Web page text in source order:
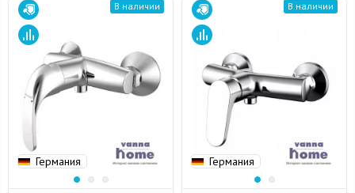
Германия
В наличии
Германия
В наличии